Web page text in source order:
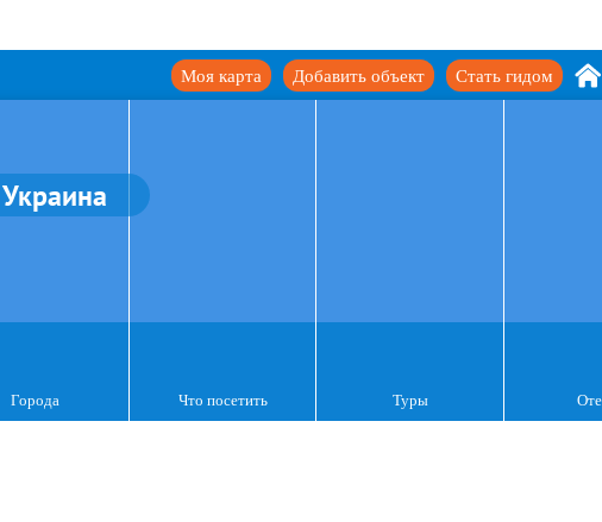
Стать гидом
Добавить объект
Моя карта
Украина
Города Что посетить Туры